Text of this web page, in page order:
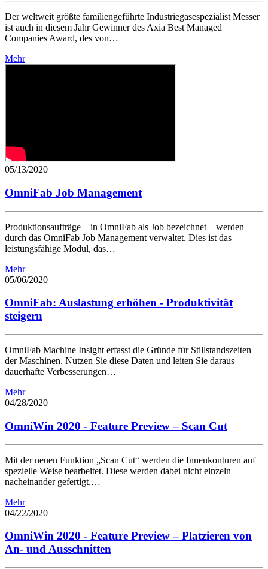
Der weltweit größte familiengeführte Industriegasespezialist Messer
ist auch in diesem Jahr Gewinner des Axia Best Managed
Companies Award, des von…
Mehr
05/13/2020
OmniFab Job Management
Produktionsaufträge – in OmniFab als Job bezeichnet – werden
durch das OmniFab Job Management verwaltet. Dies ist das
leistungsfähige Modul, das…
Mehr
05/06/2020
OmniFab: Auslastung erhöhen - Produktivität
steigern
OmniFab Machine Insight erfasst die Gründe für Stillstandszeiten
der Maschinen. Nutzen Sie diese Daten und leiten Sie daraus
dauerhafte Verbesserungen…
Mehr
04/28/2020
OmniWin 2020 - Feature Preview – Scan Cut
Mit der neuen Funktion „Scan Cut“ werden die Innenkonturen auf
spezielle Weise bearbeitet. Diese werden dabei nicht einzeln
nacheinander gefertigt,…
Mehr
04/22/2020
OmniWin 2020 - Feature Preview – Platzieren von
An- und Ausschnitten